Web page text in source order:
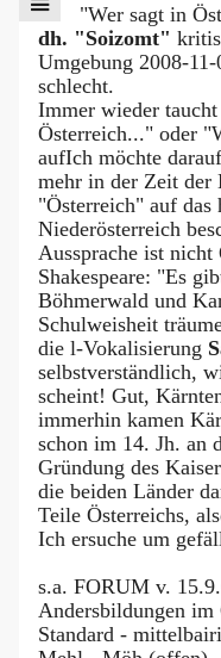
"Wer sagt in
dh. "Soizomt"
Umgebung 2008-
schlecht.
Immer wieder
Österreich..." oder
aufIch möchte
mehr in der Zeit der
"Österreich" auf das
Niederösterreich
Aussprache ist nicht
Shakespeare: "Es
Böhmerwald und
Schulweisheit
die l-Vokalisierung
selbstverständlich,
scheint! Gut,
immerhin kamen
schon im 14. Jh. an
Gründung des
die beiden Länder
Teile Österreichs,
Ich ersuche um
s.a. FORUM v.
Andersbildungen im
Standard -